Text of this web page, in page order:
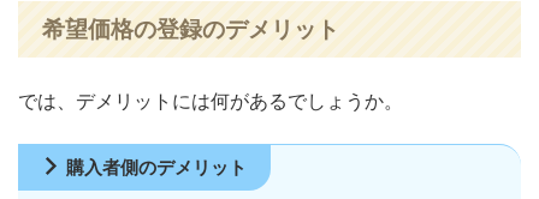
希望価格の登録のデメリット
では、デメリットには何があるでしょうか。
購入者側のデメリット